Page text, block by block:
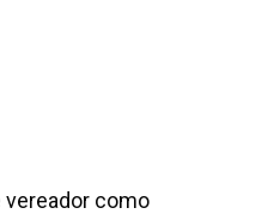
vereador como